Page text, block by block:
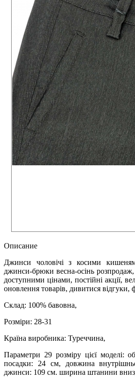
Описание
Джинси чоловічі з косими
джинси-брюки весна-осінь розпродаж,
доступними цінами, постійні акції,
оновлення товарів, дивитися відгуки,
Склад: 100% бавовна,
Розміри: 28-31
Країна виробника: Туреччина,
Параметри 29 розміру цієї моделі:
посадки: 24 см, довжина
джинси: 109 см. ширина штанини